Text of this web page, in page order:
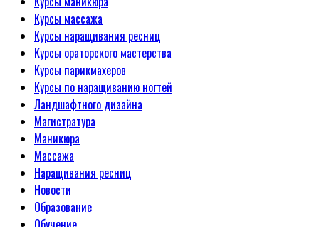
Курсы массажа
Курсы наращивания ресниц
Курсы ораторского мастерства
Курсы парикмахеров
Курсы по наращиванию ногтей
Ландшафтного дизайна
Магистратура
Маникюра
Массажа
Наращивания ресниц
Новости
Образование